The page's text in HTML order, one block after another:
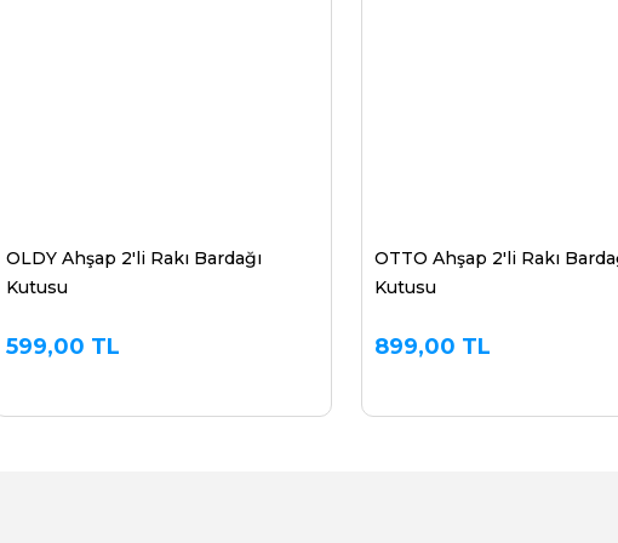
OLDY Ahşap 2'li Rakı Bardağı
Kutusu
599,00 TL
OTTO Ahşap 2'li Rakı
Kutusu
899,00 TL